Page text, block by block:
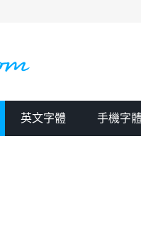
英文字體 手機字